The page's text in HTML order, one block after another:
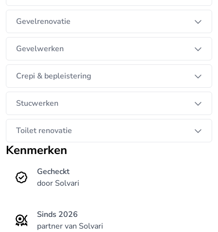
Gevelrenovatie
Gevelwerken
Crepi & bepleistering
Stucwerken
Toilet renovatie
Kenmerken
Gecheckt
door Solvari
Sinds 2026
partner van Solvari